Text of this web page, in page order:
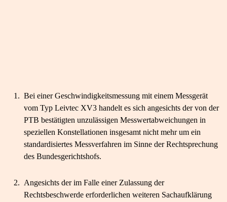
1. Bei einer Geschwindigkeitsmessung mit einem Messgerät
vom Typ Leivtec XV3 handelt es sich angesichts der von der
PTB bestätigten unzulässigen Messwertabweichungen in
speziellen Konstellationen insgesamt nicht mehr um ein
standardisiertes Messverfahren im Sinne der Rechtsprechung
des Bundesgerichtshofs.
2. Angesichts der im Falle einer Zulassung der
Rechtsbeschwerde erforderlichen weiteren Sachaufklärung